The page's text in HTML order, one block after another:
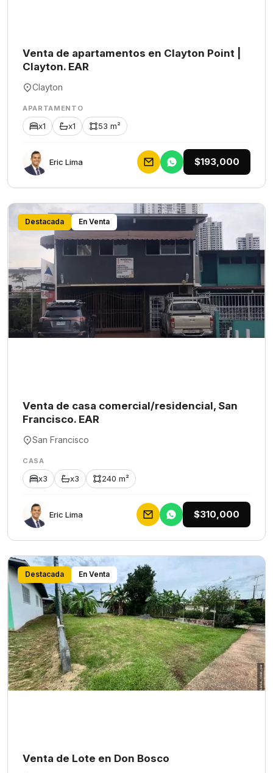
Venta de apartamentos en Clayton Point |
Clayton. EAR
Clayton
APARTAMENTO
x1 x1 53 m²
Eric Lima $193,000
Destacada En Venta
Venta de casa comercial/residencial, San
Francisco. EAR
San Francisco
CASA
x3 x3 240 m²
Eric Lima $310,000
Destacada En Venta
Venta de Lote en Don Bosco